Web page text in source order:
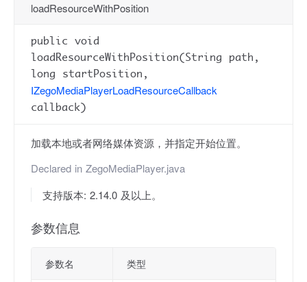
loadResourceWithPosition
public void
loadResourceWithPosition(String path,
long startPosition,
IZegoMediaPlayerLoadResourceCallback
callback)
加载本地或者网络媒体资源，并指定开始位置。
Declared in ZegoMediaPlayer.java
支持版本: 2.14.0 及以上。
参数信息
参数名 类型